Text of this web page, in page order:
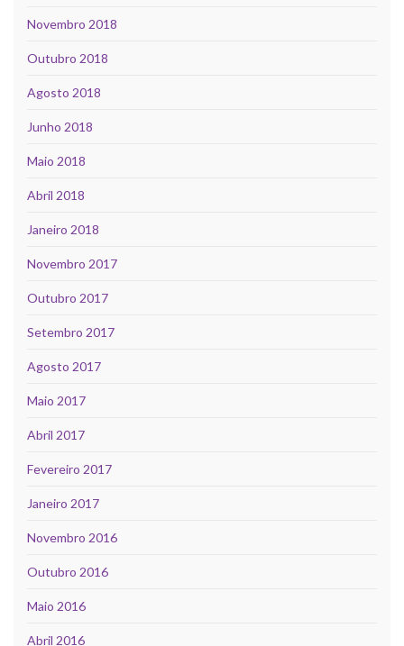
Novembro 2018
Outubro 2018
Agosto 2018
Junho 2018
Maio 2018
Abril 2018
Janeiro 2018
Novembro 2017
Outubro 2017
Setembro 2017
Agosto 2017
Maio 2017
Abril 2017
Fevereiro 2017
Janeiro 2017
Novembro 2016
Outubro 2016
Maio 2016
Abril 2016